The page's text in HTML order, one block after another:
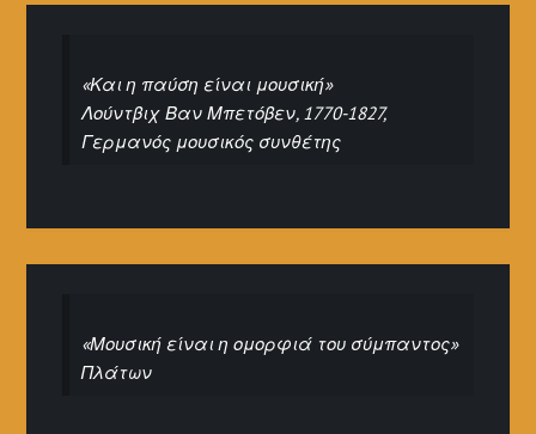
«Και η παύση είναι μουσική»
Λούντβιχ Βαν Μπετόβεν, 1770-1827,
Γερμανός μουσικός συνθέτης
«Μουσική είναι η ομορφιά του σύμπαντος»
Πλάτων